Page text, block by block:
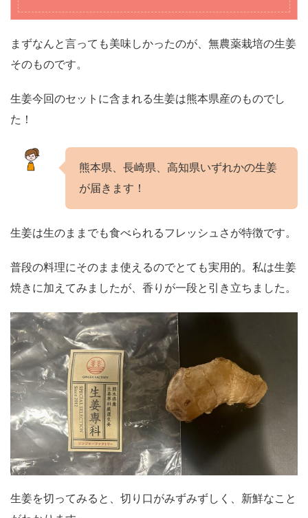
まずなんと言っても美味しかったのが、無農薬栽培の生姜
そのものです。
生姜今回のセットに含まれる生姜は熊本県産のものでし
た！
熊本県、長崎県、高知県いずれかの生姜
が届きます！
生姜は生のままでも食べられるフレッシュさが特徴です。
普段の料理にそのまま使えるのでとても実用的。私は生姜
焼きに加えてみましたが、香りが一段と引き立ちました。
生姜を切ってみると、切り口がみずみずしく、新鮮なこと